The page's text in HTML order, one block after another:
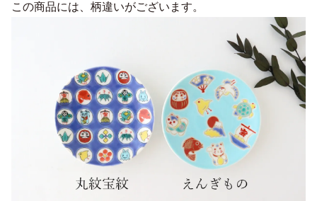
この商品には、柄違いがございます。